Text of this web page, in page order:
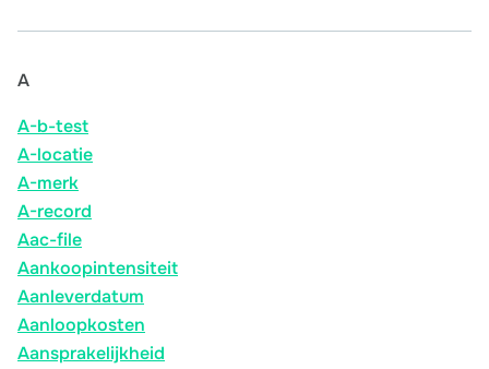
A
A-b-test
A-locatie
A-merk
A-record
Aac-file
Aankoopintensiteit
Aanleverdatum
Aanloopkosten
Aansprakelijkheid